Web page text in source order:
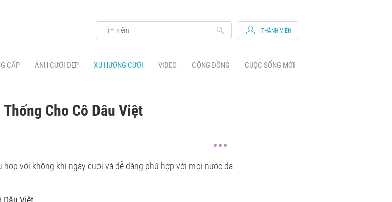
CẤP ẢNH CƯỚI ĐẸP XU HƯỚNG CƯỚI VIDEO CỘNG ĐỒNG CUỘC SỐNG MỚI
THÀNH VIÊN
Cho Cô Dâu Việt
hợp với không khí ngày cưới và dễ dàng phù hợp với mọi nước da